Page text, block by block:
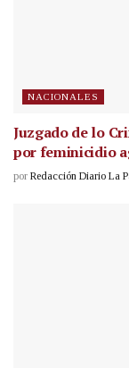
NACIONALES
Juzgado de lo
por feminicidio
por Redacción Diario La